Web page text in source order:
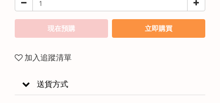
現在預購 立即購買
加入追蹤清單
送貨方式